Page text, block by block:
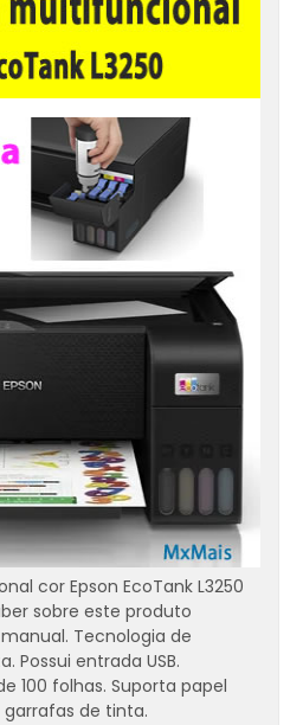
cor Epson EcoTank L3250
sobre este produto
Tecnologia de
Possui entrada USB.
100 folhas. Suporta papel
de tinta.